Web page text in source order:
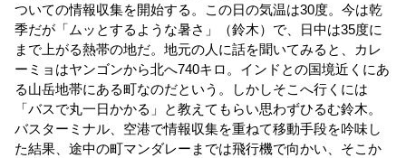
ついての情報収集を開始する。この日の気温は30度。今は乾
季だが「ムッとするような暑さ」（鈴木）で、日中は35度に
まで上がる熱帯の地だ。地元の人に話を聞いてみると、カレ
ーミョはヤンゴンから北へ740キロ。インドとの国境近くにあ
る山岳地帯にある町なのだという。しかしそこへ行くには
「バスで丸一日かかる」と教えてもらい思わずひるむ鈴木。
バスターミナル、空港で情報収集を重ねて移動手段を吟味し
た結果、途中の町マンダレーまでは飛行機で向かい、そこか